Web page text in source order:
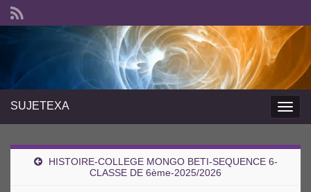
SUJETEXA
HISTOIRE-COLLEGE MONGO BETI-SEQUENCE 6-
CLASSE DE 6ème-2025/2026